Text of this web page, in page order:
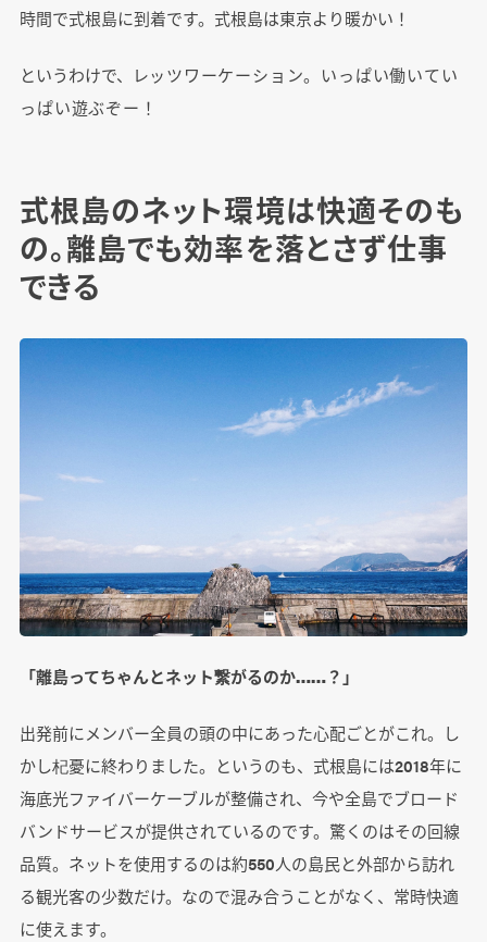
時間で式根島に到着です。式根島は東京より暖かい！
というわけで、レッツワーケーション。いっぱい働いてい
っぱい遊ぶぞー！
式根島のネット環境は快適そのも
の。離島でも効率を落とさず仕事
できる
「離島ってちゃんとネット繋がるのか……？」
出発前にメンバー全員の頭の中にあった心配ごとがこれ。し
かし杞憂に終わりました。というのも、式根島には2018年に
海底光ファイバーケーブルが整備され、今や全島でブロード
バンドサービスが提供されているのです。驚くのはその回線
品質。ネットを使用するのは約550人の島民と外部から訪れ
る観光客の少数だけ。なので混み合うことがなく、常時快適
に使えます。